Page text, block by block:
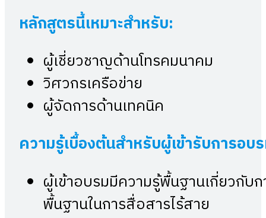
หลักสูตรนี้เหมาะสำหรับ:
ผู้เชี่ยวชาญด้านโทรคมนาคม
วิศวกรเครือข่าย
ผู้จัดการด้านเทคนิค
ความรู้เบื้องต้นสำหรับผู้เข้ารับการอบ
ผู้เข้าอบรมมีความรู้พื้นฐานเกี่ยวกับ
พื้นฐานในการสื่อสารไร้สาย